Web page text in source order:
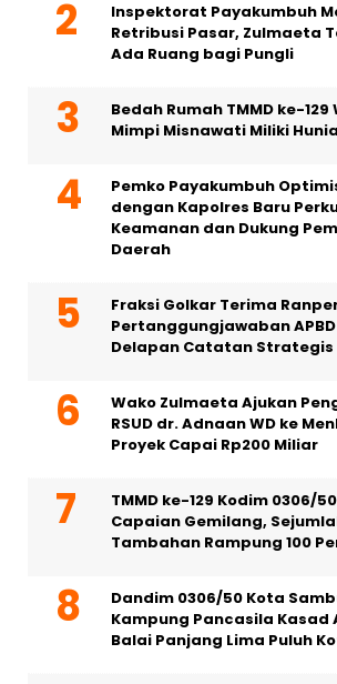
Inspektorat Payakumbuh
Retribusi Pasar, Zulmaeta
Ada Ruang bagi Pungli
Bedah Rumah TMMD ke-
Mimpi Misnawati Miliki
Pemko Payakumbuh
dengan Kapolres Baru
Keamanan dan Dukung
Daerah
Fraksi Golkar Terima
Pertanggungjawaban
Delapan Catatan Strategis
Wako Zulmaeta Ajukan
RSUD dr. Adnaan WD ke
Proyek Capai Rp200 Miliar
TMMD ke-129 Kodim 0306/
Capaian Gemilang,
Tambahan Rampung 100
Dandim 0306/50 Kota
Kampung Pancasila Kasad
Balai Panjang Lima Puluh